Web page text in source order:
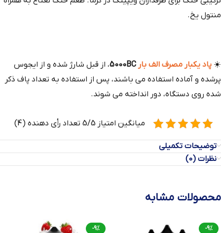
منتول یخ.
☀️ پاد یکبار مصرف الف بار
، از قبل شارژ شده و از ایجوس
پرشده و آماده استفاده می باشند، پس از استفاده به تعداد پاف ذکر
شده روی دستگاه، دور انداخته می شوند.
میانگین امتیاز 5/5 تعداد رأی دهنده (4)
توضیحات تکمیلی
نظرات (0)
محصولات مشابه
-9%
-9%